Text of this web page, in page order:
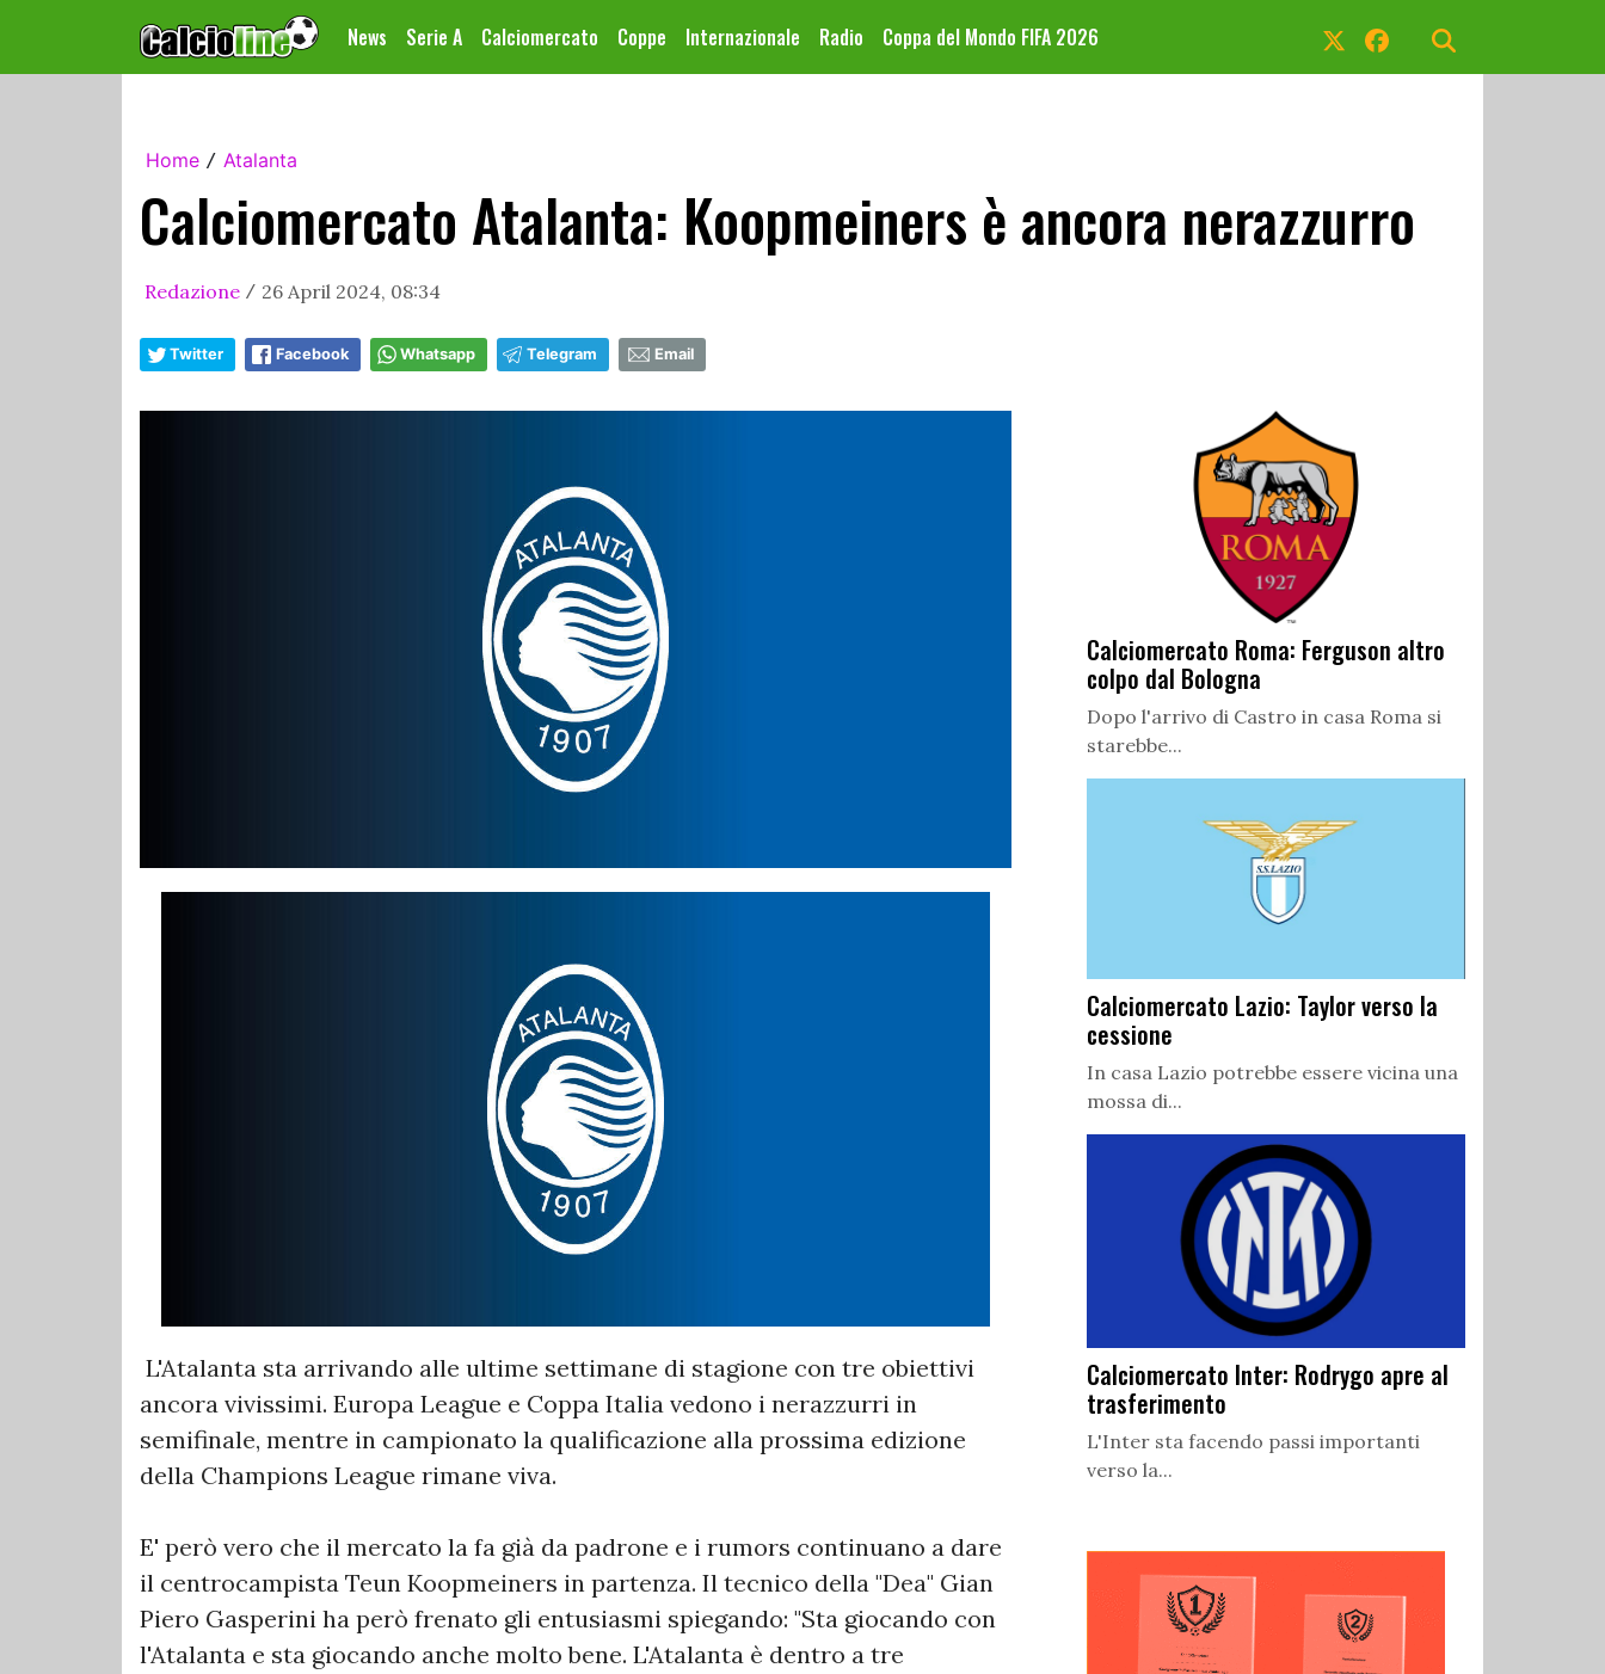
News Serie A Calciomercato Coppe Internazionale Radio Coppa del Mondo FIFA 2026
Home / Atalanta
Calciomercato Atalanta: Koopmeiners è ancora nerazzurro
Redazione / 26 April 2024, 08:34
Twitter Facebook Whatsapp Telegram Email
L'Atalanta sta arrivando alle ultime settimane di stagione con tre obiettivi
ancora vivissimi. Europa League e Coppa Italia vedono i nerazzurri in
semifinale, mentre in campionato la qualificazione alla prossima edizione
della Champions League rimane viva.
E' però vero che il mercato la fa già da padrone e i rumors continuano a dare
il centrocampista Teun Koopmeiners in partenza. Il tecnico della "Dea" Gian
Piero Gasperini ha però frenato gli entusiasmi spiegando: "Sta giocando con
l'Atalanta e sta giocando anche molto bene. L'Atalanta è dentro a tre
Calciomercato Roma: Ferguson altro
colpo dal Bologna
Dopo l'arrivo di Castro in casa Roma si
starebbe...
Calciomercato Lazio: Taylor verso la
cessione
In casa Lazio potrebbe essere vicina una
mossa di...
Calciomercato Inter: Rodrygo apre al
trasferimento
L'Inter sta facendo passi importanti
verso la...